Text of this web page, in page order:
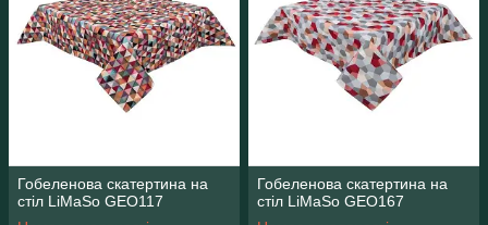
Гобеленова скатертина на
стіл LiMaSo GEO117
Гобеленова скатертина на
стіл LiMaSo GEO167